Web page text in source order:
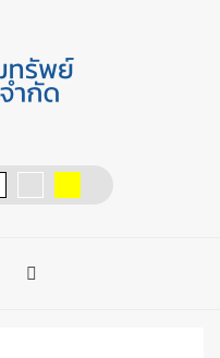
การค้นหา